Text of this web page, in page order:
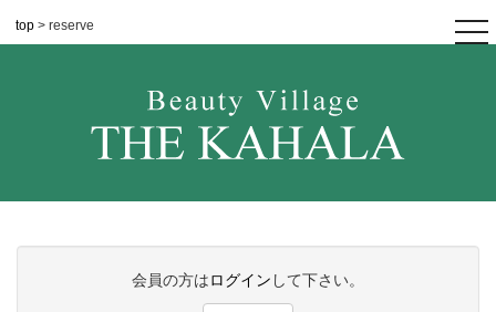
top > reserve
会員の方はログイン して下さい。